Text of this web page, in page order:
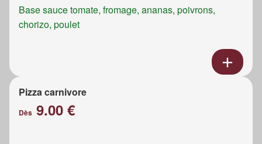
Base sauce tomate, fromage, ananas, poivrons,
chorizo, poulet
Pizza carnivore
Dès 9.00 €